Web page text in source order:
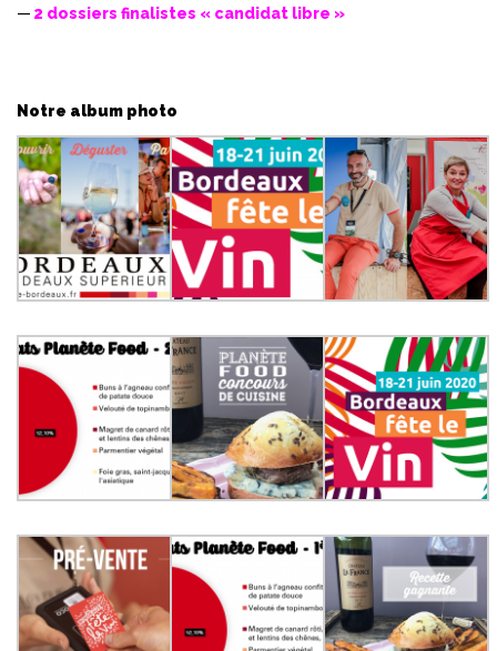
2 dossiers finalistes « candidat libre »
Notre album photo